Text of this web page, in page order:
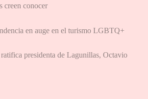
creen conocer
en auge en el turismo LGBTQ+
presidenta de Lagunillas, Octavio